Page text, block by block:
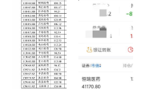
装厂”说法
缺乏科技含
量与有价证
券防伪技术
的误区
证券防伪印
刷服务指南